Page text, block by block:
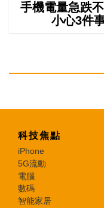
手機電量急跌
小心3件
科技焦點
iPhone
5G流動
電腦
數碼
智能家居